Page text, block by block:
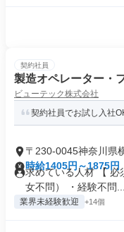
契約社員
製造オペレーター・
ビューテック株式会社
契約社員でお試し入社
〒230-0045神奈川県
時給1405円～1875円
求めている人材 【 必
女不問） ・経験不問...
業界未経験歓迎 +14個